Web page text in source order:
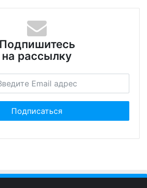
Подпишитесь
на рассылку